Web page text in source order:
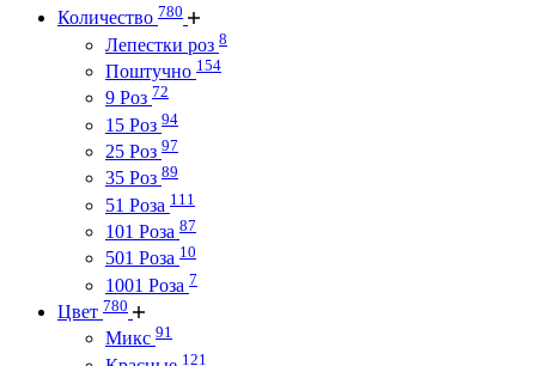
Количество 780
Лепестки роз 8
Поштучно 154
9 Роз 72
15 Роз 94
25 Роз 97
35 Роз 89
51 Роза 111
101 Роза 87
501 Роза 10
1001 Роза 7
Цвет 780
Микс 91
121